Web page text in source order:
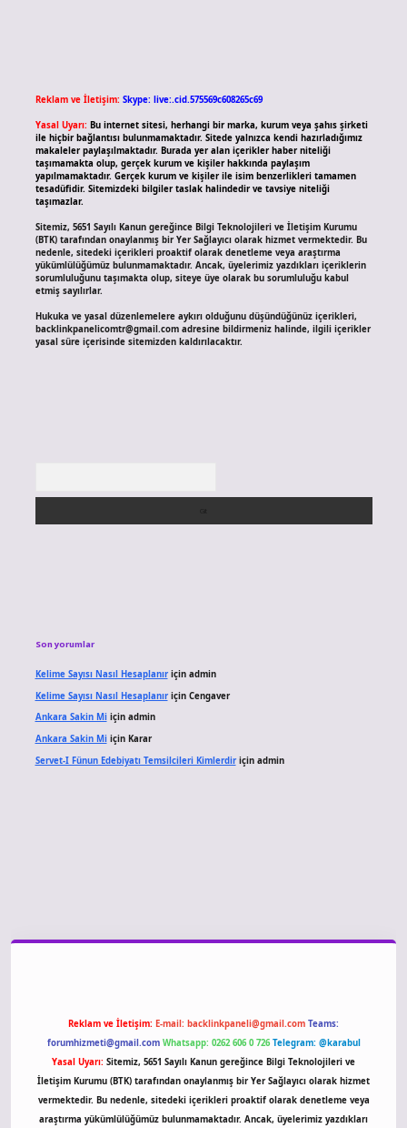
Reklam ve İletişim: Skype: live:.cid.575569c608265c69
Yasal Uyarı: Bu internet sitesi, herhangi bir marka, kurum veya şahıs şirketi
ile hiçbir bağlantısı bulunmamaktadır. Sitede yalnızca kendi hazırladığımız
makaleler paylaşılmaktadır. Burada yer alan içerikler haber niteliği
taşımamakta olup, gerçek kurum ve kişiler hakkında paylaşım
yapılmamaktadır. Gerçek kurum ve kişiler ile isim benzerlikleri tamamen
tesadüfidir. Sitemizdeki bilgiler taslak halindedir ve tavsiye niteliği
taşımazlar.
Sitemiz, 5651 Sayılı Kanun gereğince Bilgi Teknolojileri ve İletişim Kurumu
(BTK) tarafından onaylanmış bir Yer Sağlayıcı olarak hizmet vermektedir. Bu
nedenle, sitedeki içerikleri proaktif olarak denetleme veya araştırma
yükümlülüğümüz bulunmamaktadır. Ancak, üyelerimiz yazdıkları içeriklerin
sorumluluğunu taşımakta olup, siteye üye olarak bu sorumluluğu kabul
etmiş sayılırlar.
Hukuka ve yasal düzenlemelere aykırı olduğunu düşündüğünüz içerikleri,
backlinkpanelicomtr@gmail.comadresine bildirmeniz halinde, ilgili içerikler
yasal süre içerisinde sitemizden kaldırılacaktır.
Son yorumlar
Kelime Sayısı Nasıl Hesaplanıriçin admin
Kelime Sayısı Nasıl Hesaplanıriçin Cengaver
Ankara Sakin Miiçin admin
Ankara Sakin Miiçin Karar
Servet-I Fünun Edebiyatı Temsilcileri Kimlerdiriçin admin
Reklam ve İletişim: E-mail: backlinkpaneli@gmail.com Teams:
forumhizmeti@gmail.com Whatsapp: 0262 606 0 726 Telegram: @karabul
Yasal Uyarı: Sitemiz, 5651 Sayılı Kanun gereğince Bilgi Teknolojileri ve
İletişim Kurumu (BTK) tarafından onaylanmış bir Yer Sağlayıcı olarak hizmet
vermektedir. Bu nedenle, sitedeki içerikleri proaktif olarak denetleme veya
araştırma yükümlülüğümüz bulunmamaktadır. Ancak, üyelerimiz yazdıkları